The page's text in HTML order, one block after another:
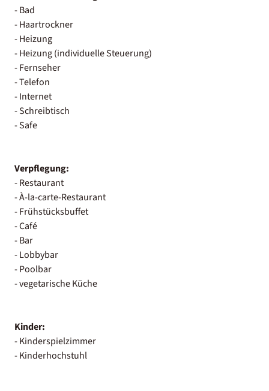
- Bad
- Haartrockner
- Heizung
- Heizung (individuelle Steuerung)
- Fernseher
- Telefon
- Internet
- Schreibtisch
- Safe
Verpflegung:
- Restaurant
- À-la-carte-Restaurant
- Frühstücksbuffet
- Café
- Bar
- Lobbybar
- Poolbar
- vegetarische Küche
Kinder:
- Kinderspielzimmer
- Kinderhochstuhl